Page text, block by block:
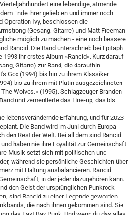
eine lebendige, atmende
Ende ihrer geliebten und immer noch
Operation Ivy, beschlossen die
(Gesang, Gitarre) und Matt Freeman
möglich zu machen - eine noch bessere
Rancid. Die Band unterschrieb bei Epitaph
ihr erstes Album »Rancid«. Kurz darauf
Gitarre) zur Band, die daraufhin
Go« (1994) bis hin zu ihrem Klassiker
bis zu ihrem mit Platin ausgezeichneten
Wolves.« (1995). Schlagzeuger Branden
und zementierte das Line-up, das bis
lebensverändernde Erfahrung, und für 2023
Die Band wird im Juni durch Europa
den Rest der Welt. Bei all dem sind Rancid
haben nie ihre Loyalität zur Gemeinschaft
Musik setzt sich mit politischen und
während sie persönliche Geschichten über
mit Haltung ausbalancieren. Rancid
in der jeder dazugehören kann.
den Geist der ursprünglichen Punkrock-
sind Rancid zu einer Legende geworden
die nach ihnen gekommen sind. Sie